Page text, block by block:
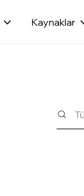
Kaynaklar